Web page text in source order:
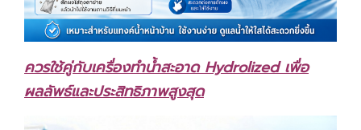
ควรใช้คู่กับเครื่องทำน้ำสะอาด Hydrolized เพื่อ
ผลลัพธ์และประสิทธิภาพสูงสุด